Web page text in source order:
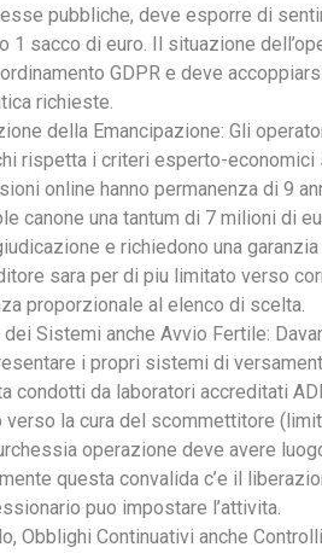
pubbliche, deve esporre di
1 sacco di euro. Il situazione
GDPR e deve
richieste.
della Emancipazione: Gli
rispetta i criteri esperto-economici
online hanno permanenza di 9
canone una tantum di 7 milioni di
e richiedono una
sara per di piu limitato verso
proporzionale al elenco di scelta.
dei Sistemi anche Avvio Fertile:
i propri sistemi di
condotti da laboratori accreditati
verso la cura del scommettitore
operazione deve avere
questa convalida c’e il
puo impostare l’attivita.
Obblighi Continuativi anche